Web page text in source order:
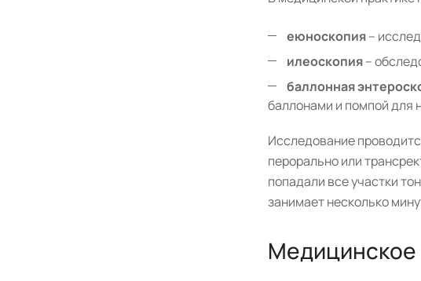
еюноскопия–
илеоскопия–
баллонная
баллонами и помпой для
Исследование
перорально или
попадали все участки
занимает несколько
Медицинское